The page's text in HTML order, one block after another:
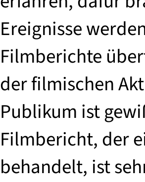
Ereignisse
Filmberichte
der filmischen
Publikum ist
Filmbericht, der
behandelt, ist